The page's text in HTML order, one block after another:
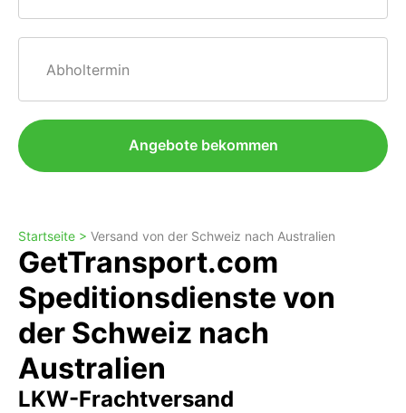
Abholtermin
Angebote bekommen
Startseite > Versand von der Schweiz nach Australien
GetTransport.com
Speditionsdienste von
der Schweiz nach
Australien
LKW-Frachtversand